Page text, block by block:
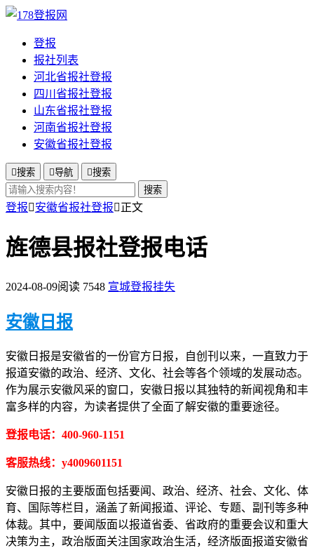
登报
报社列表
河北省报社登报
四川省报社登报
山东省报社登报
河南省报社登报
安徽省报社登报
搜索 导航 搜索
搜索
登报安徽省报社登报正文
旌德县报社登报电话
2024-08-09阅读 7548 宣城登报挂失
安徽日报
安徽日报是安徽省的一份官方日报，自创刊以来，一直致力于
报道安徽的政治、经济、文化、社会等各个领域的发展动态。
作为展示安徽风采的窗口，安徽日报以其独特的新闻视角和丰
富多样的内容，为读者提供了全面了解安徽的重要途径。
登报电话：400-960-1151
客服热线：y4009601151
安徽日报的主要版面包括要闻、政治、经济、社会、文化、体
育、国际等栏目，涵盖了新闻报道、评论、专题、副刊等多种
体裁。其中，要闻版面以报道省委、省政府的重要会议和重大
决策为主，政治版面关注国家政治生活，经济版面报道安徽省